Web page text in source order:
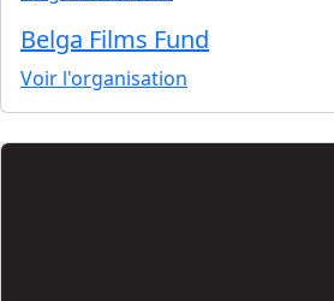
Belga Films Fund
Voir l'organisation